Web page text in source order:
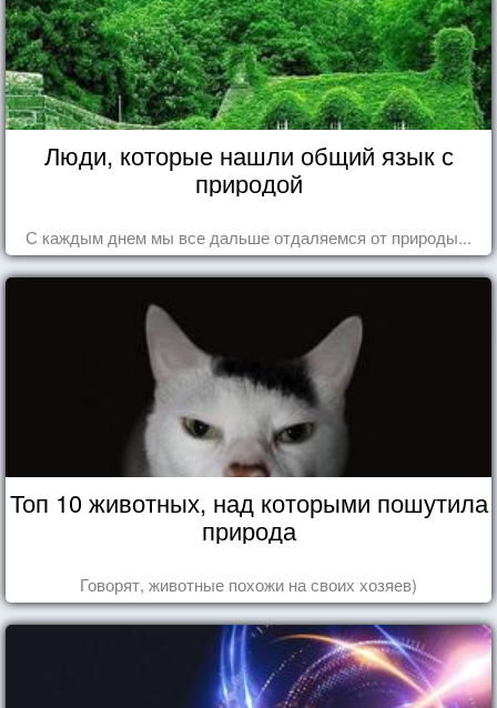
Люди, которые нашли общий язык с
природой
С каждым днем мы все дальше отдаляемся от природы...
Топ 10 животных, над которыми пошутила
природа
Говорят, животные похожи на своих хозяев)